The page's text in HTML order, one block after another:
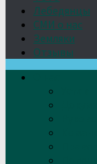
Лебедянцы
СМИ о нас
Земляки
Отзывы